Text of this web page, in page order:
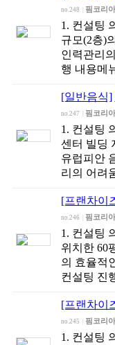
no.248 핌코리아
1. 컨설팅
규모(2층)
인력관리
행 내용메
[일반음식]
no.247 핌코리아
1. 컨설팅
센터 빌딩
유럽피안
리의 어려
[프랜차이
no.246 핌코리아
1. 컨설팅
위치한 60
의 효율적
컨설팅 진
[프랜차이
no.245 핌코리아
1. 컨설팅